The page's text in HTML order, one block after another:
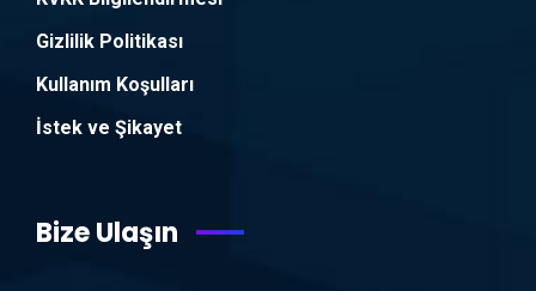
Gizlilik Politikası
Kullanım Koşulları
İstek ve Şikayet
Bize Ulaşın